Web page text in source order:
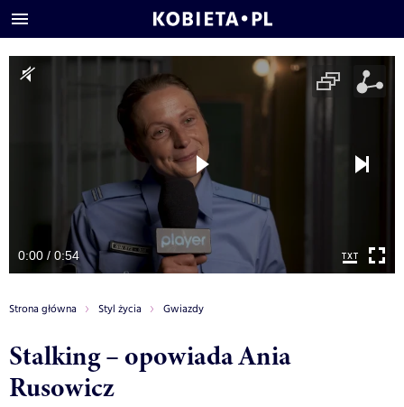
0:00 / 0:54
Strona główna Styl życia Gwiazdy
Stalking – opowiada Ania
Rusowicz